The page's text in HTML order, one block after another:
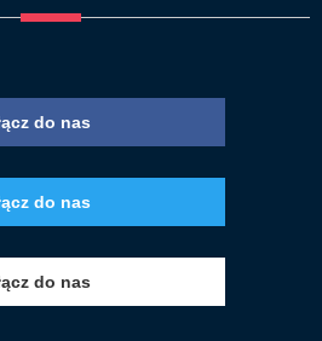
do nas
do nas
do nas